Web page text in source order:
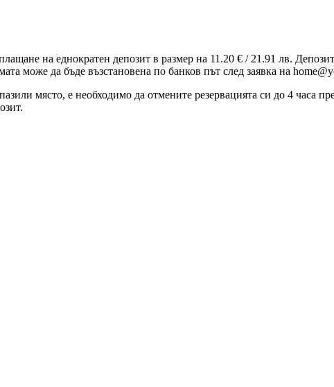
на еднократен депозит в размер на 11.20 € / 21.91 лв.
може да бъде възстановена по банков път след заявка на
място, е необходимо да отмените резервацията си до 4 часа